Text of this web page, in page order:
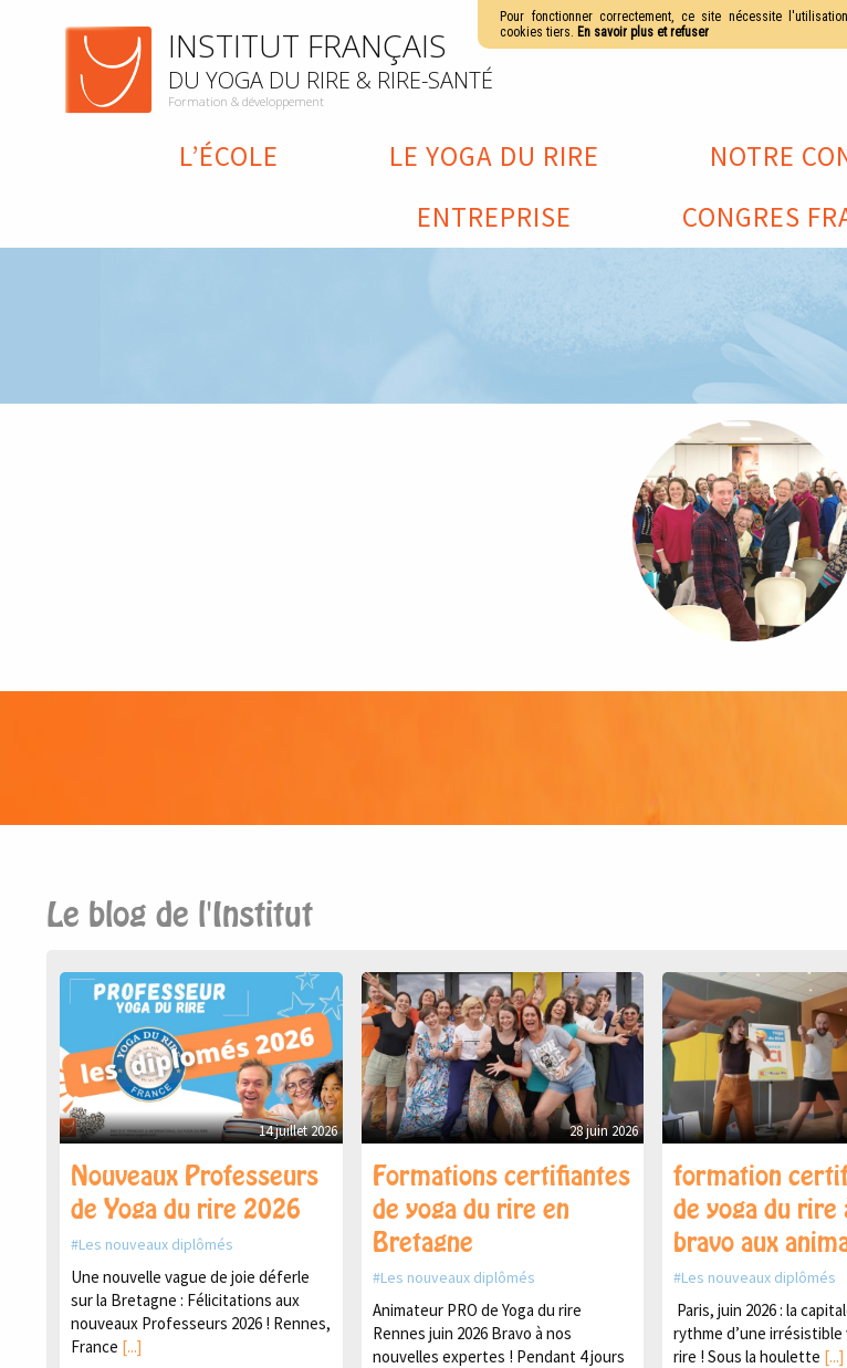
INSTITUT FRANÇAIS
DU YOGA DU RIRE & RIRE-SANTÉ
Formation & développement
L’ÉCOLE LE YOGA DU RIRE NOTRE
ENTREPRISE
CONGRES
Le blog de l'Institut
14 juillet 2026
Nouveaux Professeurs
de Yoga du rire 2026
Les nouveaux diplômés
Une nouvelle vague de joie déferle
sur la Bretagne : Félicitations aux
nouveaux Professeurs 2026 ! Rennes,
France [...]
28 juin 2026
Formations certifiantes
de yoga du rire en
Bretagne
Les nouveaux diplômés
Animateur PRO de Yoga du rire
Rennes juin 2026 Bravo à nos
nouvelles expertes ! Pendant 4 jours
formation
de yoga du rire
bravo aux
Les nouveaux diplômés
Paris, juin 2026 : la
rythme d’une irrésistible
rire ! Sous la houlette [...]